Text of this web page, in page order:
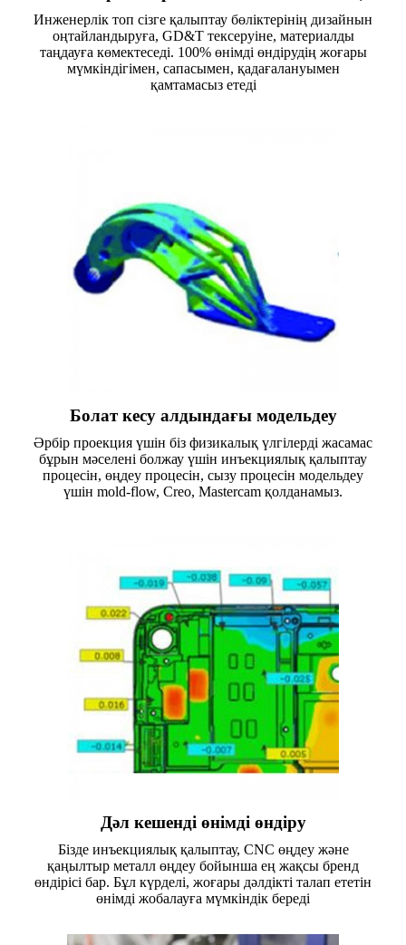
Инженерлік топ сізге қалыптау бөліктерінің дизайнын
оңтайландыруға, GD&T тексеруіне, материалды
таңдауға көмектеседі. 100% өнімді өндірудің жоғары
мүмкіндігімен, сапасымен, қадағалануымен
қамтамасыз етеді
Болат кесу алдындағы модельдеу
Әрбір проекция үшін біз физикалық үлгілерді жасамас
бұрын мәселені болжау үшін инъекциялық қалыптау
процесін, өңдеу процесін, сызу процесін модельдеу
үшін mold-flow, Creo, Mastercam қолданамыз.
Дәл кешенді өнімді өндіру
Бізде инъекциялық қалыптау, CNC өңдеу және
қаңылтыр металл өңдеу бойынша ең жақсы бренд
өндірісі бар. Бұл күрделі, жоғары дәлдікті талап ететін
өнімді жобалауға мүмкіндік береді